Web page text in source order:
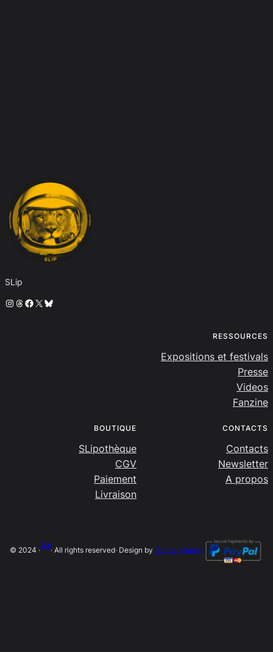
SLip
Instagram
Threads
Facebook
X Bluesky
RESSOURCES
Expositions et festivals
Presse
Videos
Fanzine
BOUTIQUE
SLipothèque
CGV
Paiement
Livraison
CONTACTS
Contacts
Newsletter
A propos
© 2024 ·
SLip
· All rights reserved· Design by Damien Salort